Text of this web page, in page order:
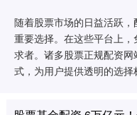
随着股票市场的日益活跃
重要选择。在这些平台上
求者。诸多股票正规配资
式，为用户提供透明的选择
安全的股票配资平台 最
理财